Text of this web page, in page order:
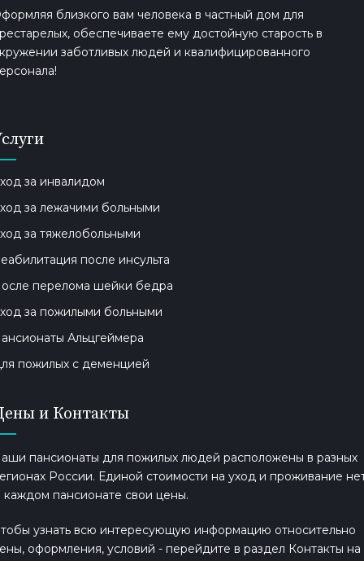
близкого вам человека в частный дом для
обеспечиваете ему достойную старость в
заботливых людей и квалифицированного
за инвалидом
за лежачими больными
за тяжелобольными
после инсульта
перелома шейки бедра
за пожилыми больными
Альцгеймера
пожилых с деменцией
и Контакты
пансионаты для пожилых людей расположены в разных
России. Единой стоимости на уход и проживание
каждом пансионате свои цены.
узнать всю интересующую информацию относительно
оформления, условий - перейдите в раздел Контакты на